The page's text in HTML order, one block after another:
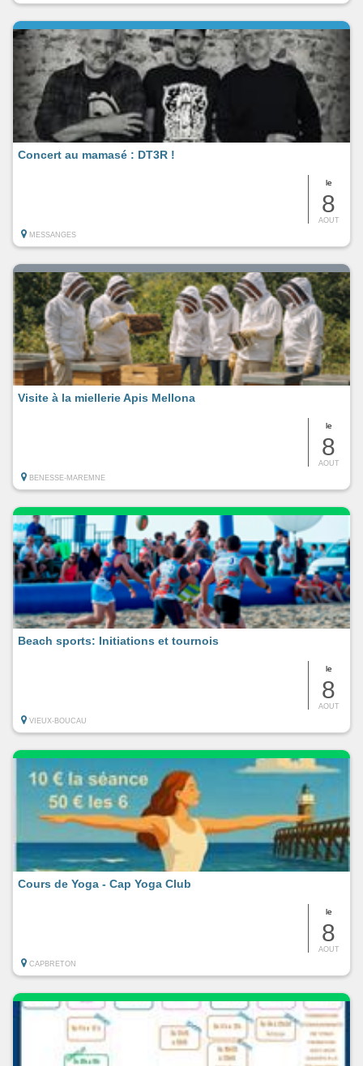
le
8
AOUT
Concert au mamasé : DT3R !
MESSANGES
le
8
AOUT
Visite à la miellerie Apis Mellona
BENESSE-MAREMNE
le
8
AOUT
Beach sports: Initiations et tournois
VIEUX-BOUCAU
le
8
AOUT
Cours de Yoga - Cap Yoga Club
CAPBRETON